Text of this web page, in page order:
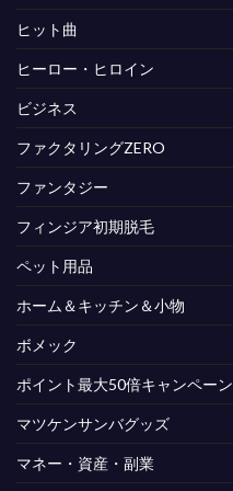
ヒット曲
ヒーロー・ヒロイン
ビジネス
ファクタリングZERO
ファンタジー
フィンジア初期脱毛
ペット用品
ホーム＆キッチン＆小物
ボメック
ポイント最大50倍キャンペーン
マツケンサンバグッズ
マネー・資産・副業